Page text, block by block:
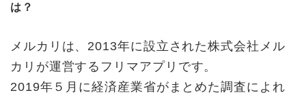
は？
メルカリは、2013年に設立された株式会社メル
カリが運営するフリマアプリです。
2019年５月に経済産業省がまとめた調査によれ